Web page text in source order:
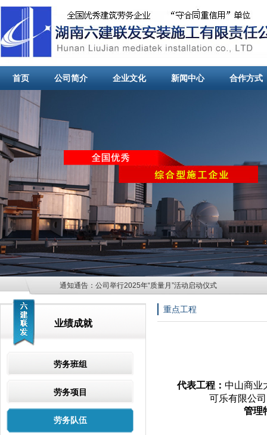
首页 公司简介 企业文化 新闻中心 合作方式
通知通告： 公司举行2025年“质量月”活动启动仪式
业绩成就
劳务班组
劳务项目
劳务队伍
重点工程
代表工程： 中山商业
可乐有限公
管理